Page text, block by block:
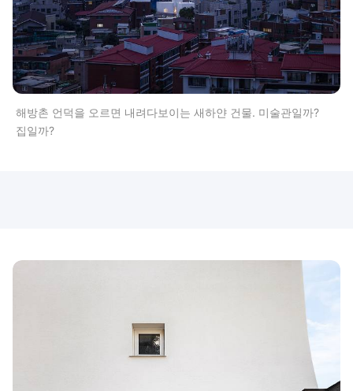
해방촌 언덕을 오르면 내려다보이는 새하얀 건물. 미술관일까?
집일까?